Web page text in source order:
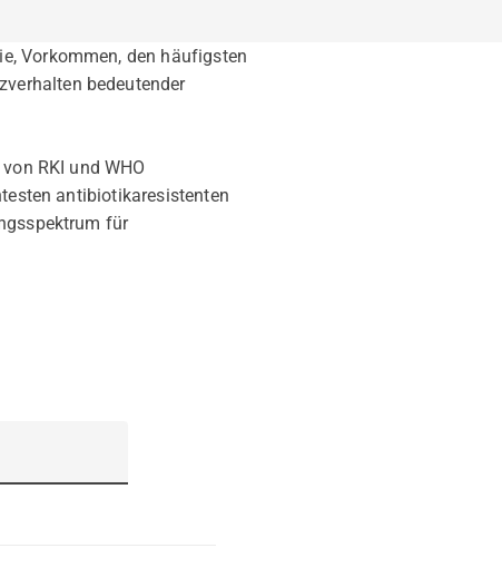
Vorkommen, den häufigsten
bedeutender
RKI und WHO
antibiotikaresistenten
für